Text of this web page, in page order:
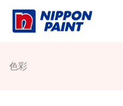
Skip
色彩